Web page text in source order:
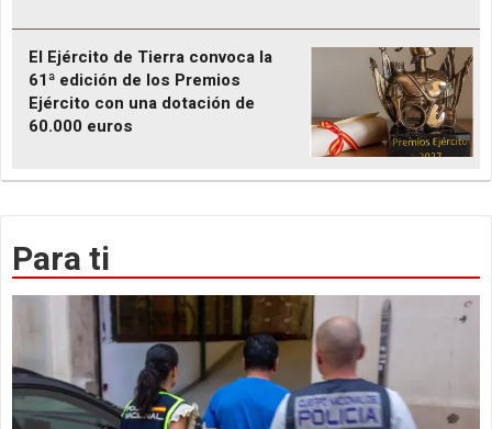
El Ejército de Tierra convoca la
61ª edición de los Premios
Ejército con una dotación de
60.000 euros
Para ti